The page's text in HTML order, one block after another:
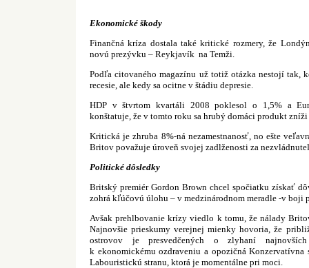
Ekonomické škody
Finančná kríza dostala také kritické rozmery, že
novú prezývku – Reykjavík na Temži.
Podľa citovaného magazínu už totiž otázka nestojí tak,
recesie, ale kedy sa ocitne v štádiu depresie.
HDP v štvrtom kvartáli 2008 poklesol o 1,5% a
konštatuje, že v tomto roku sa hrubý domáci produkt
Kritická je zhruba 8%-ná nezamestnanosť, no ešte
Britov považuje úroveň svojej zadlženosti za
Politické dôsledky
Britský premiér Gordon Brown chcel spočiatku získať
zohrá kľúčovú úlohu – v medzinárodnom meradle -v boji
Avšak prehlbovanie krízy viedlo k tomu, že nálady
Najnovšie prieskumy verejnej mienky hovoria, že
ostrovov je presvedčených o zlyhaní
k ekonomickému ozdraveniu a opozičná
Labouristickú stranu, ktorá je momentálne pri moci.